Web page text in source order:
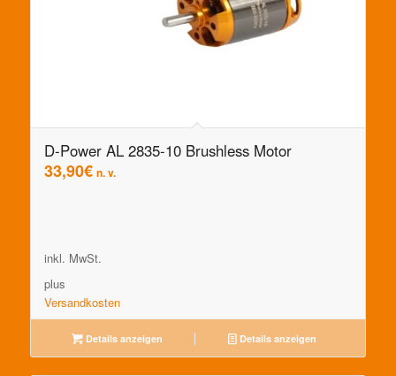
D-Power AL 2835-10 Brushless Motor
33,90€ n. v.
inkl. MwSt.
plus
Versandkosten
Details anzeigen Details anzeigen